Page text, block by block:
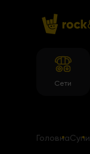
Сети
ГоловнаСупи